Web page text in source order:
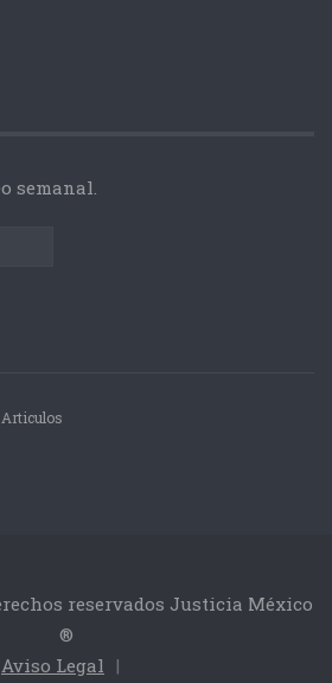
semanal.
Articulos
reservados Justicia México
®
Aviso Legal |